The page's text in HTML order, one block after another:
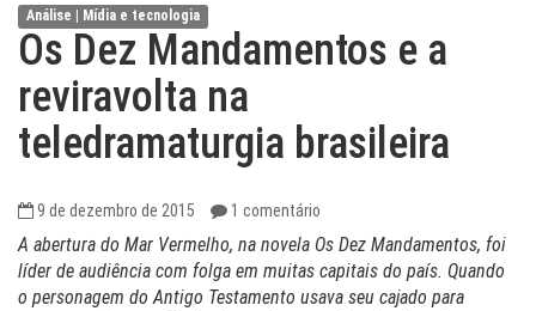
Análise | Mídia e tecnologia
Os Dez Mandamentos e a
reviravolta na
teledramaturgia brasileira
9 de dezembro de 2015 1 comentário
A abertura do Mar Vermelho, na novela Os Dez Mandamentos, foi
líder de audiência com folga em muitas capitais do país. Quando
o personagem do Antigo Testamento usava seu cajado para